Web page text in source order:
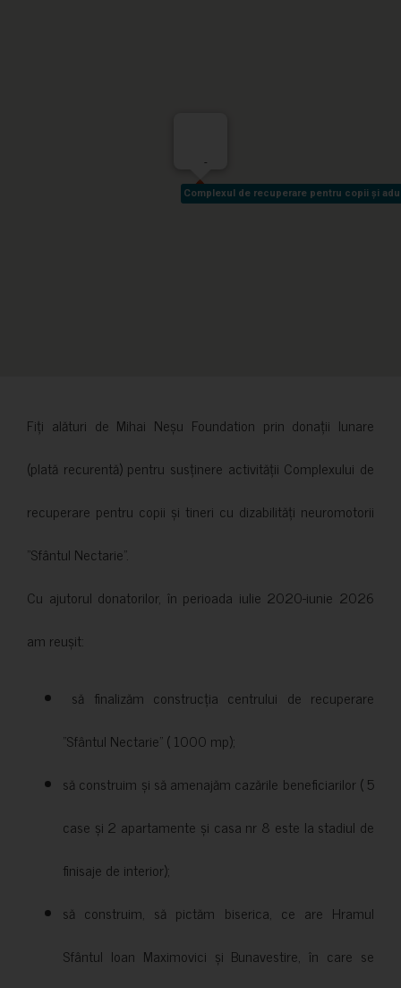
Complexul de recuperare pentru copii și
Complexul de recuperare pentru copii și
-
Fiți alături de Mihai Neșu Foundation prin donații lunare
(plată recurentă) pentru susținere activității Complexului de
recuperare pentru copii și tineri cu dizabilități neuromotorii
”Sfântul Nectarie”.
Cu ajutorul donatorilor, în perioada iulie 2020-iunie 2026
am reușit:
să finalizăm construcția centrului de recuperare
”Sfântul Nectarie” ( 1000 mp);
să construim și să amenajăm cazările beneficiarilor ( 5
case și 2 apartamente și casa nr 8 este la stadiul de
finisaje de interior);
să construim, să pictăm biserica, ce are Hramul
Sfântul Ioan Maximovici și Bunavestire, în care se